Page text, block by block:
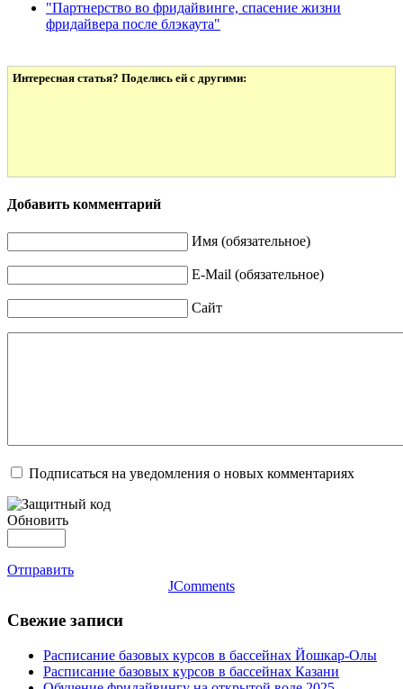
"Партнерство во фридайвинге, спасение жизни
фридайвера после блэкаута"
Интересная статья? Поделись ей с другими:
Добавить комментарий
Имя (обязательное)
E-Mail (обязательное)
Сайт
Подписаться на уведомления о новых комментариях
Обновить
Отправить
JComments
Свежие записи
Расписание базовых курсов в бассейнах Йошкар-Олы
Расписание базовых курсов в бассейнах Казани